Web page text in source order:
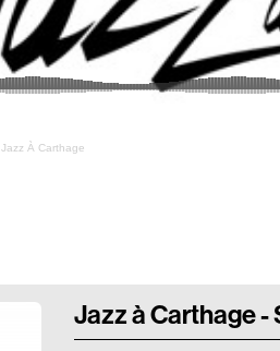
Jazz À Carthage
Jazz à Carthage -